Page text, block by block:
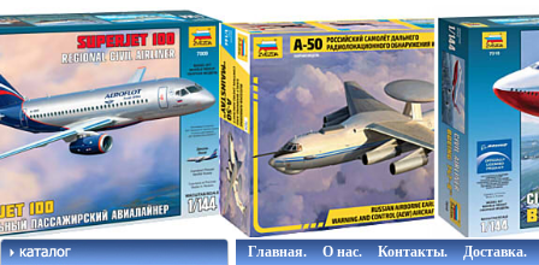
Главная. О нас. Контакты. Доставка.